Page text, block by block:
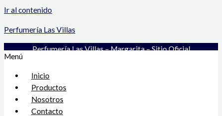
Ir al contenido
Perfumería Las Villas
Perfumería Las Villas – Margarita – Sitio Oficial
Menú
Inicio
Productos
Nosotros
Contacto